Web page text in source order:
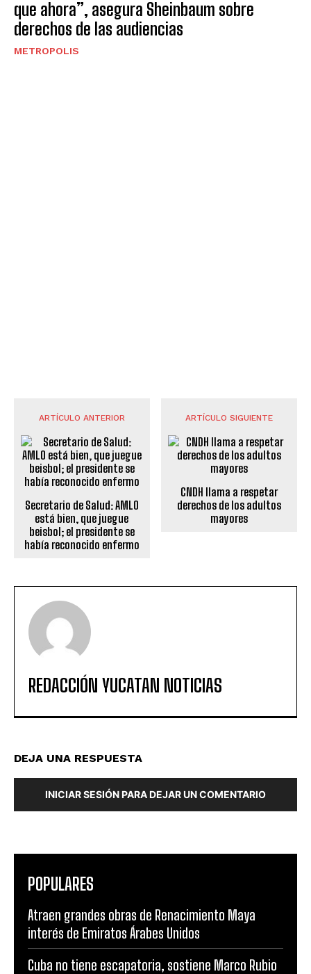
que ahora”, asegura Sheinbaum sobre
derechos de las audiencias
METROPOLIS
ARTÍCULO ANTERIOR
Secretario de Salud: AMLO
está bien, que juegue
beisbol; el presidente se
había reconocido enfermo
ARTÍCULO SIGUIENTE
CNDH llama a respetar
derechos de los adultos
mayores
REDACCIÓN YUCATAN NOTICIAS
DEJA UNA RESPUESTA
INICIAR SESIÓN PARA DEJAR UN COMENTARIO
POPULARES
Atraen grandes obras de Renacimiento Maya
interés de Emiratos Árabes Unidos
Cuba no tiene escapatoria, sostiene Marco Rubio